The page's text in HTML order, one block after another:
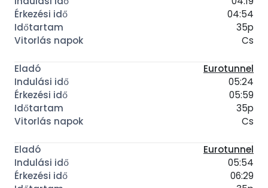
04:54
35p
Cs
Eurotunnel
05:24
05:59
35p
Cs
Eurotunnel
05:54
06:29